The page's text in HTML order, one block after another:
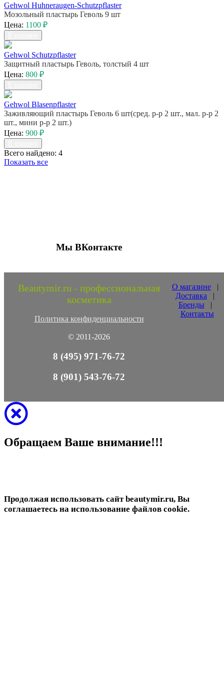
Gehwol Huhneraugen-Schutzpflaster
Мозольный пластырь Геволь 9 шт
Цена: 1100 ₽
Gehwol Schutzpflaster
Защитный пластырь Геволь, толстый 4 шт
Цена: 800 ₽
Gehwol Blasenpflaster
Заживляющий пластырь Геволь 6 шт(сред. р-р 2 шт., мал. р-р 2
шт., мини р-р 2 шт.)
Цена: 900 ₽
Всего найдено: 4
Показать все
Мы ВКонтакте
Beautymir.ru - профессиональная
косметика
Политика конфиденциальности
© 2011-2026
О магазине|
Доставка |
Бренды |
Контакты
8 (495) 971-76-72
8 (901) 543-76-72
Обращаем Ваше внимание!!!
Продолжая использовать сайт beautymir.ru, Вы
соглашаетесь на использование файлов cookie.